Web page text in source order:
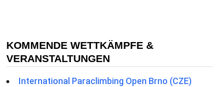
KOMMENDE WETTKÄMPFE &
VERANSTALTUNGEN
International Paraclimbing Open Brno (CZE)